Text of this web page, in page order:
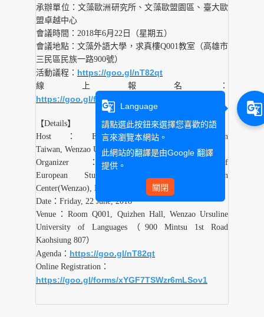
承辦單位：文藻歐洲研究所、文藻歐盟園區、臺大歐
盟卓越中心
會議時間：2018年6月22日（星期五）
會議地點：文藻外語大學，求真樓Q001教室（高雄市
三民區民族一路900號）
活動議程： https://goo.gl/nT82qt
線上報名：
https://goo.gl/forms/xYGF7TSWzr6mLSov1
【Details】
Host：European Union Centre in
Taiwan, Wenzao Ursuline University of Languages
Organizer：Graduate Institute of
European Studies(Wenzao), European Union
Center(Wenzao), EU Centre of Excellence(NTU)
Date：Friday, 22 June, 2018
Venue：Room Q001, Quizhen Hall, Wenzao Ursuline
University of Languages（900 Mintsu 1st Road
Kaohsiung 807）
Agenda： https://goo.gl/nT82qt
Online Registration：
https://goo.gl/forms/xYGF7TSWzr6mLSov1
g_translate
Language
請點選此按鈕來選擇您喜歡的語
言來瀏覽本網站。
此網站的翻譯是由Google 翻譯
提供。
關閉
g_translate